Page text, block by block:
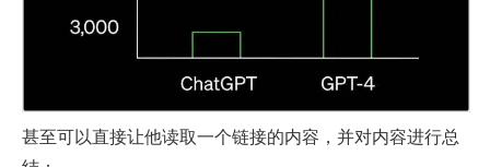
甚至可以直接让他读取一个链接的内容，并对内容进行总